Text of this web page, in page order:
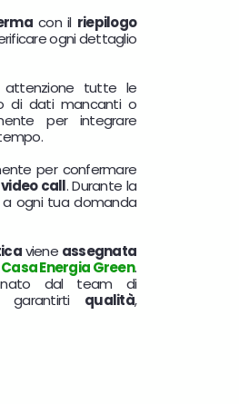
con il riepilogo
ogni dettaglio
attenzione tutte le
di dati mancanti o
per integrare
per confermare
call. Durante la
ogni tua domanda
viene assegnata
Casa Energia Green.
dal team di
qualità,